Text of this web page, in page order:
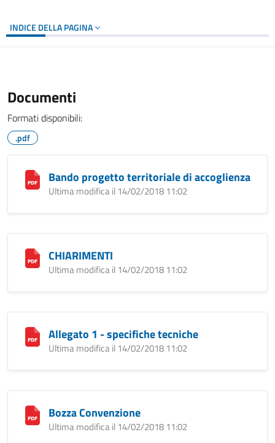
INDICE DELLA PAGINA
Documenti
Formati disponibili:
.pdf
Bando progetto territoriale di accoglienza
Ultima modifica il 14/02/2018 11:02
CHIARIMENTI
Ultima modifica il 14/02/2018 11:02
Allegato 1 - specifiche tecniche
Ultima modifica il 14/02/2018 11:02
Bozza Convenzione
Ultima modifica il 14/02/2018 11:02